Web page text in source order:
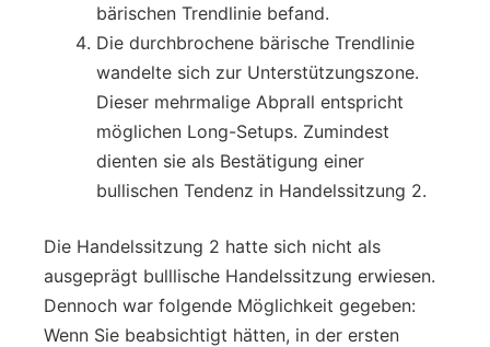
bärischen Trendlinie befand.
Die durchbrochene bärische Trendlinie
wandelte sich zur Unterstützungszone.
Dieser mehrmalige Abprall entspricht
möglichen Long-Setups. Zumindest
dienten sie als Bestätigung einer
bullischen Tendenz in Handelssitzung 2.
Die Handelssitzung 2 hatte sich nicht als
ausgeprägt bulllische Handelssitzung erwiesen.
Dennoch war folgende Möglichkeit gegeben:
Wenn Sie beabsichtigt hätten, in der ersten